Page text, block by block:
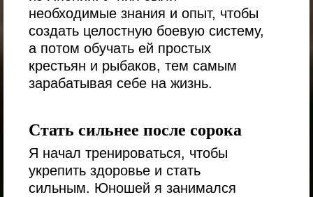
необходимые знания и опыт, чтобы
создать целостную боевую систему,
а потом обучать ей простых
крестьян и рыбаков, тем самым
зарабатывая себе на жизнь.
Стать сильнее после сорока
Я начал тренироваться, чтобы
укрепить здоровье и стать
сильным. Юношей я занимался